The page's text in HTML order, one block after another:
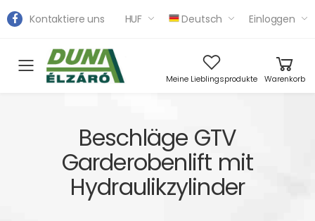
Kontaktiere uns HUF Deutsch Einloggen
Toggle mobile menu
Meine Lieblingsprodukte Warenkorb
Beschläge GTV
Garderobenlift mit
Hydraulikzylinder